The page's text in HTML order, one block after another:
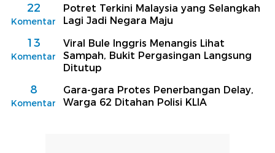
22
Komentar
Potret Terkini Malaysia yang Selangkah
Lagi Jadi Negara Maju
13
Komentar
Viral Bule Inggris Menangis Lihat
Sampah, Bukit Pergasingan Langsung
Ditutup
8
Komentar
Gara-gara Protes Penerbangan Delay,
Warga 62 Ditahan Polisi KLIA